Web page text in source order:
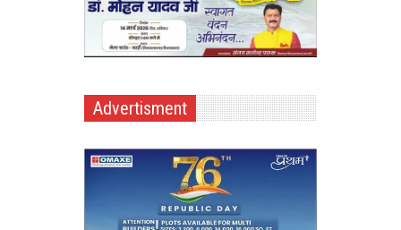
Advertisment